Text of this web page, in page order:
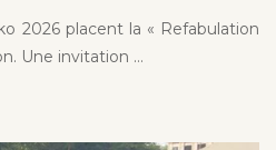
2026 placent la « Refabulation
Une invitation …